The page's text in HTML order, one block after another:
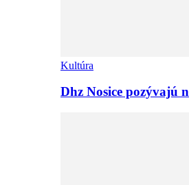
Kultúra
Dhz Nosice pozývajú